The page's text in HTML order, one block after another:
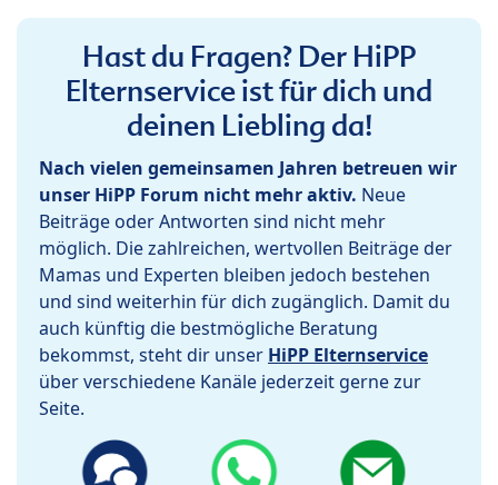
Hast du Fragen? Der HiPP
Elternservice ist für dich und
deinen Liebling da!
Nach vielen gemeinsamen Jahren betreuen wir
unser HiPP Forum nicht mehr aktiv. Neue
Beiträge oder Antworten sind nicht mehr
möglich. Die zahlreichen, wertvollen Beiträge der
Mamas und Experten bleiben jedoch bestehen
und sind weiterhin für dich zugänglich. Damit du
auch künftig die bestmögliche Beratung
bekommst, steht dir unser HiPP Elternservice
über verschiedene Kanäle jederzeit gerne zur
Seite.